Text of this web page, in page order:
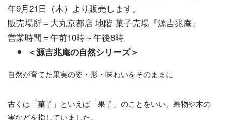
年9月21日（木）より販売します。
販売場所＝大丸京都店 地階 菓子売場『源吉兆庵』
営業時間＝午前10時～午後8時
＜源吉兆庵の自然シリーズ＞
自然が育てた果実の姿・形・味わいをそのままに
古くは「菓子」といえば「果子」のことをいい、果物や木の
実などを指していました。